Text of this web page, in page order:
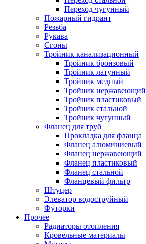
Переход чугунный
Пожарный гидрант
Резьба
Рукава
Сгоны
Тройник канализационный
Тройник бронзовый
Тройник латунный
Тройник медный
Тройник нержавеющий
Тройник пластиковый
Тройник стальной
Тройник чугунный
Фланец для труб
Прокладка для фланца
Фланец алюминиевый
Фланец нержавеющий
Фланец пластиковый
Фланец стальной
Фланцевый фильтр
Штуцер
Элеватор водоструйный
Футорки
Прочее
Радиаторы отопления
Кровельные материалы